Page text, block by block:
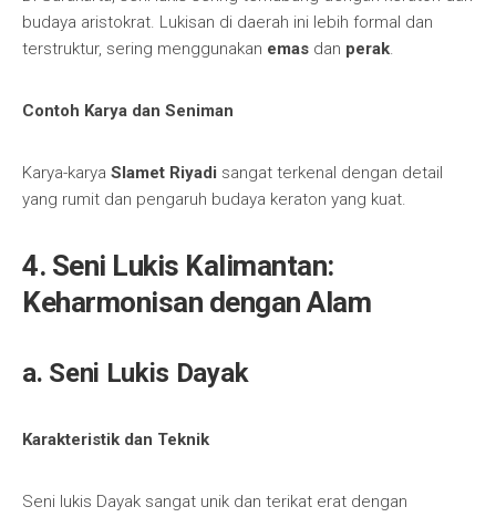
budaya aristokrat. Lukisan di daerah ini lebih formal dan
terstruktur, sering menggunakan emas dan perak.
Contoh Karya dan Seniman
Karya-karya Slamet Riyadi sangat terkenal dengan detail
yang rumit dan pengaruh budaya keraton yang kuat.
4. Seni Lukis Kalimantan:
Keharmonisan dengan Alam
a. Seni Lukis Dayak
Karakteristik dan Teknik
Seni lukis Dayak sangat unik dan terikat erat dengan